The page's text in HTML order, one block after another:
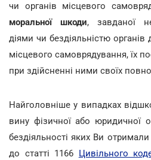
чи органів місцевого
моральної шкоди, завданої
діями чи бездіяльністю
місцевого самоврядування, їх
при здійсненні ними своїх
Найголовніше у випадках
вину фізичної або юридичної
бездіяльності яких Ви
до статті 1166 Цивільного